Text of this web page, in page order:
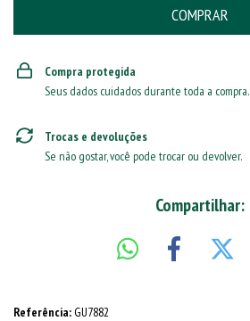
Compra protegida
Seus dados cuidados durante toda a compra.
Trocas e devoluções
Se não gostar, você pode trocar ou devolver.
Compartilhar:
Referência: GU7882